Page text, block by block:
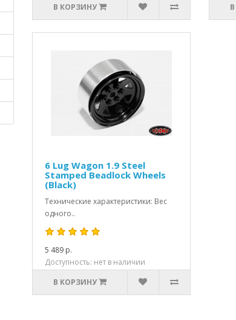
В КОРЗИНУ
6 Lug Wagon 1.9 Steel
Stamped Beadlock Wheels
(Black)
Технические характеристики: Вес
одного..
5 489 р.
Доступность: нет в наличии
В КОРЗИНУ